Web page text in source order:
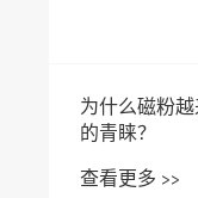
为什么磁粉
的青睐？
查看更多 >>